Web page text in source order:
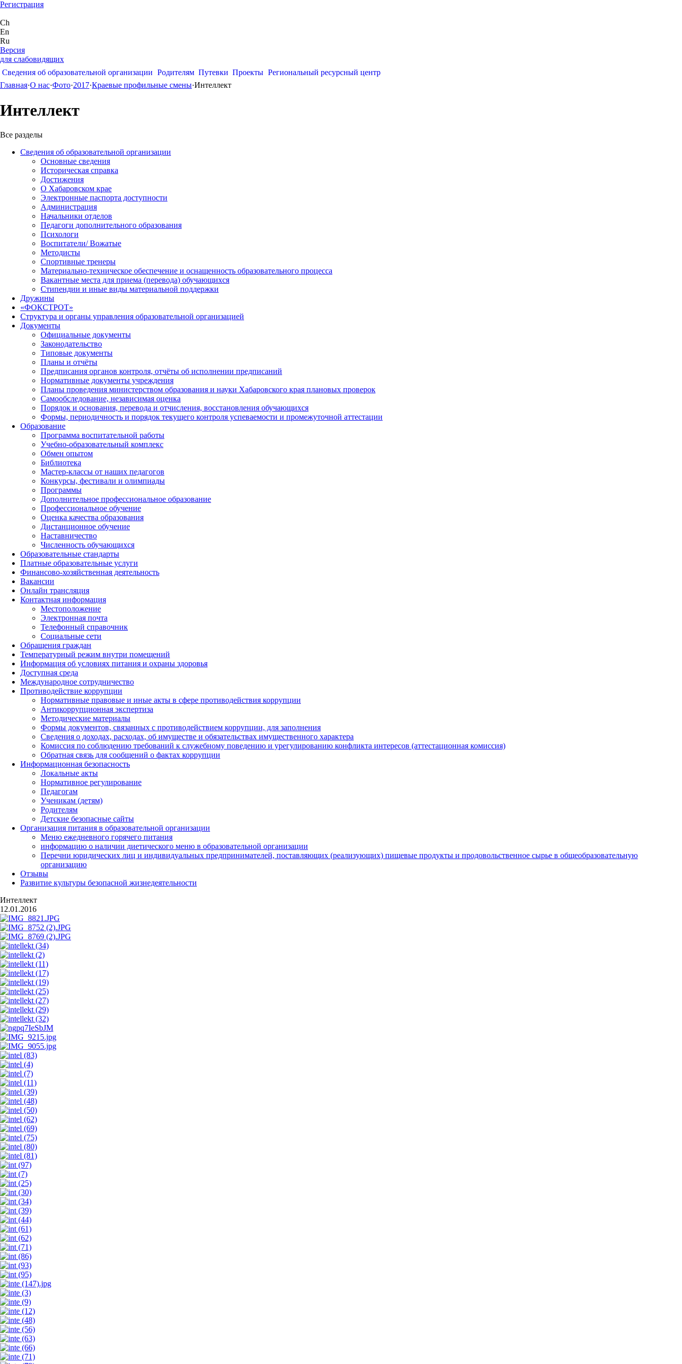
Регистрация
Ch
En
Ru
Версия
для слабовидящих
Сведения об образовательной организации Родителям Путевки Проекты Региональный ресурсный центр
Главная·О нас·Фото·2017·Краевые профильные смены·Интеллект
Интеллект
Все разделы
Сведения об образовательной организации
Основные сведения
Историческая справка
Достижения
О Хабаровском крае
Электронные паспорта доступности
Администрация
Начальники отделов
Педагоги дополнительного образования
Психологи
Воспитатели/ Вожатые
Методисты
Спортивные тренеры
Материально-техническое обеспечение и оснащенность образовательного процесса
Вакантные места для приема (перевода) обучающихся
Стипендии и иные виды материальной поддержки
Дружины
«ФОКСТРОТ»
Структура и органы управления образовательной организацией
Документы
Официальные документы
Законодательство
Типовые документы
Планы и отчёты
Предписания органов контроля, отчёты об исполнении предписаний
Нормативные документы учреждения
Планы проведения министерством образования и науки Хабаровского края плановых проверок
Самообследование, независимая оценка
Порядок и основания, перевода и отчисления, восстановления обучающихся
Формы, периодичность и порядок текущего контроля успеваемости и промежуточной аттестации
Образование
Программа воспитательной работы
Учебно-образовательный комплекс
Обмен опытом
Библиотека
Мастер-классы от наших педагогов
Конкурсы, фестивали и олимпиады
Программы
Дополнительное профессиональное образование
Профессиональное обучение
Оценка качества образования
Дистанционное обучение
Наставничество
Численность обучающихся
Образовательные стандарты
Платные образовательные услуги
Финансово-хозяйственная деятельность
Вакансии
Онлайн трансляция
Контактная информация
Местоположение
Электронная почта
Телефонный справочник
Социальные сети
Обращения граждан
Температурный режим внутри помещений
Информация об условиях питания и охраны здоровья
Доступная среда
Международное сотрудничество
Противодействие коррупции
Нормативные правовые и иные акты в сфере противодействия коррупции
Антикоррупционная экспертиза
Методические материалы
Формы документов, связанных с противодействием коррупции, для заполнения
Сведения о доходах, расходах, об имуществе и обязательствах имущественного характера
Комиссия по соблюдению требований к служебному поведению и урегулированию конфликта интересов (аттестационная комиссия)
Обратная связь для сообщений о фактах коррупции
Информационная безопасность
Локальные акты
Нормативное регулирование
Педагогам
Ученикам (детям)
Родителям
Детские безопасные сайты
Организация питания в образовательной организации
Меню ежедневного горячего питания
информацию о наличии диетического меню в образовательной организации
Перечни юридических лиц и индивидуальных предпринимателей, поставляющих (реализующих) пищевые продукты и продовольственное сырье в общеобразовательную
организацию
Отзывы
Развитие культуры безопасной жизнедеятельности
Интеллект
12.01.2016